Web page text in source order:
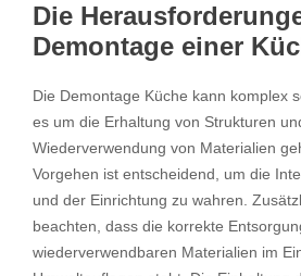
Die
Demontage einer
Die Demontage Küche kann komplex
es um die Erhaltung von Strukturen
Wiederverwendung von Materialien
Vorgehen ist entscheidend, um die
und der Einrichtung zu wahren.
beachten, dass die korrekte
wiederverwendbaren Materialien im